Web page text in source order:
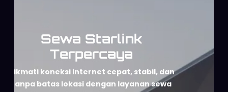
Sewa Starlink
Terpercaya
Nikmati koneksi internet cepat, stabil, dan
tanpa batas lokasi dengan layanan sewa